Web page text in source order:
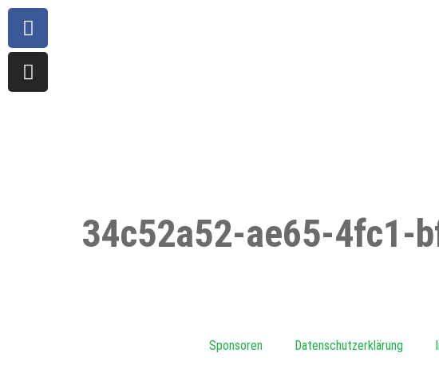
34c52a52-ae65-4fc1-
Sponsoren Datenschutzerklärung